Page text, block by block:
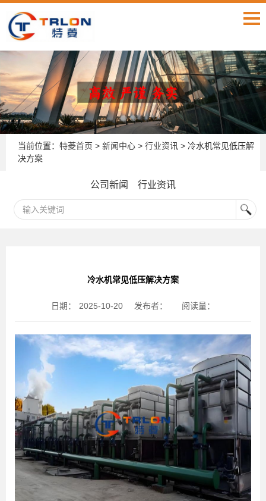
当前位置： 特菱首页 > 新闻中心 > 行业资讯 > 冷水机常见低压解
决方案
公司新闻 行业资讯
冷水机常见低压解决方案
日期： 2025-10-20 发布者： 阅读量：